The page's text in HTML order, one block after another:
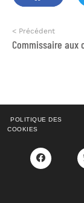
< Précédent
POLITIQUE DES
COOKIES